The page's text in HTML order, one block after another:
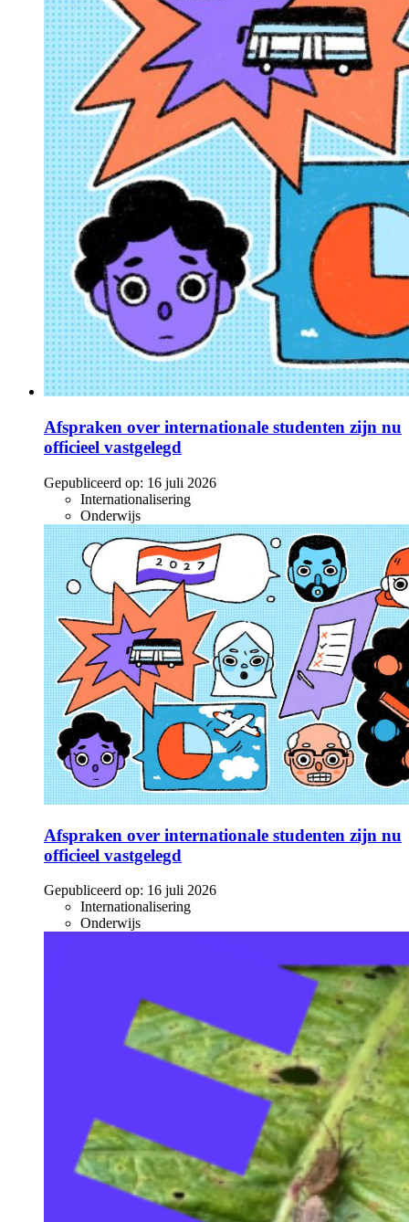
Afspraken over internationale studenten zijn nu
officieel vastgelegd
Gepubliceerd op: 16 juli 2026
Internationalisering
Onderwijs
Afspraken over internationale studenten zijn nu
officieel vastgelegd
Gepubliceerd op: 16 juli 2026
Internationalisering
Onderwijs